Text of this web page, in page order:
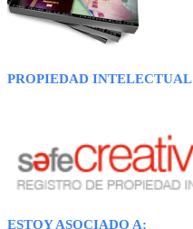
PROPIEDAD INTELECTUAL
ESTOY ASOCIADO A: